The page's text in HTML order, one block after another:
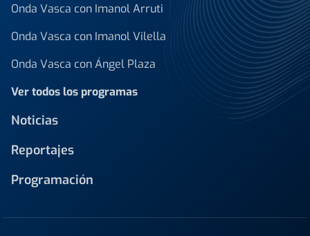
Onda Vasca con Imanol Arruti
Onda Vasca con Imanol Vilella
Onda Vasca con Ángel Plaza
Ver todos los programas
Noticias
Reportajes
Programación